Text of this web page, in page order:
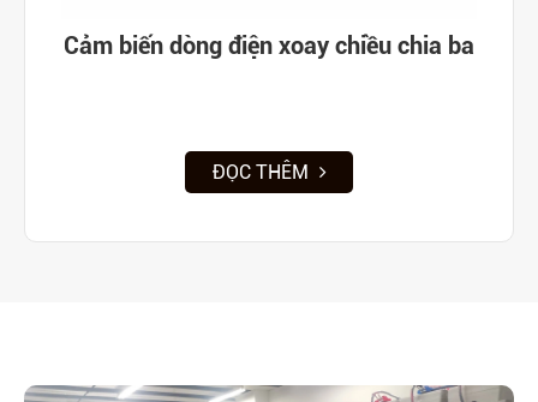
Cảm biến dòng điện xoay chiều chia ba
ĐỌC THÊM